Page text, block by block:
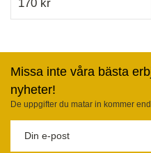
170 kr
Missa inte våra bästa
nyheter!
De uppgifter du matar in kommer